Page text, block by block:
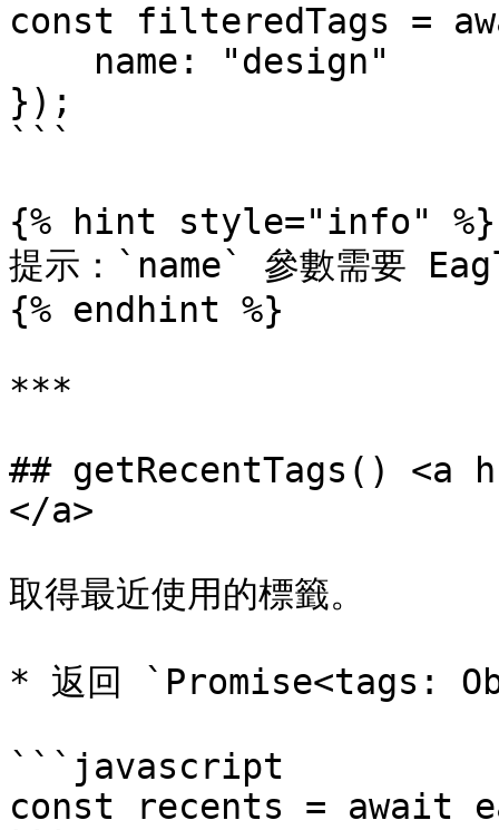
const filteredTags =
});
```
{% hint style="info" %}
提示：`name` 參數需要
{% endhint %}
***
## getRecentTags() <a
</a>
取得最近使用的標籤。
* 返回 `Promise<tags:
```javascript
const recents = await